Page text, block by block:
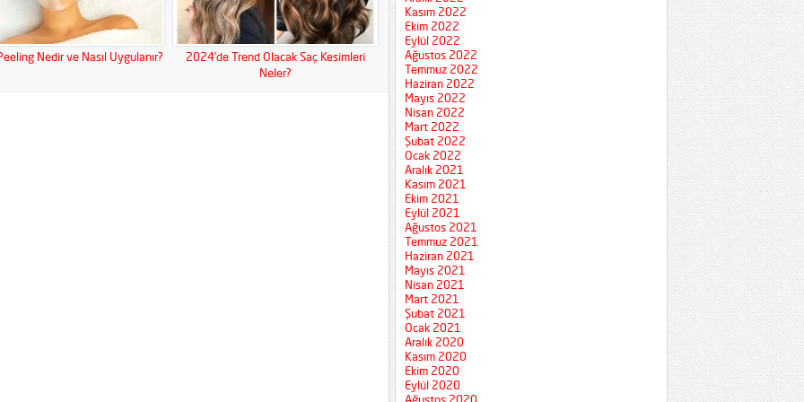
Peeling Nedir ve Nasıl Uygulanır?
2024’de Trend Olacak Saç Kesimleri
Neler?
Kasım 2022
Ekim 2022
Eylül 2022
Ağustos 2022
Temmuz 2022
Haziran 2022
Mayıs 2022
Nisan 2022
Mart 2022
Şubat 2022
Ocak 2022
Aralık 2021
Kasım 2021
Ekim 2021
Eylül 2021
Ağustos 2021
Temmuz 2021
Haziran 2021
Mayıs 2021
Nisan 2021
Mart 2021
Şubat 2021
Ocak 2021
Aralık 2020
Kasım 2020
Ekim 2020
Eylül 2020